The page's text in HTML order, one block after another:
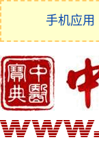
手机应